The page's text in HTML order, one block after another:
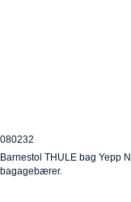
080232
Barnestol THULE bag Yepp
bagagebærer.